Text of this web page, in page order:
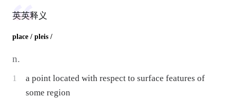
英英释义
place / pleis /
n.
1
a point located with respect to surface features of
some region